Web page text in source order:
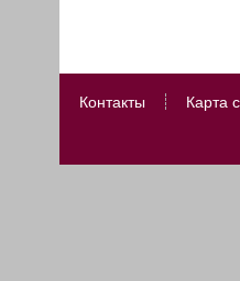
Контакты Карта